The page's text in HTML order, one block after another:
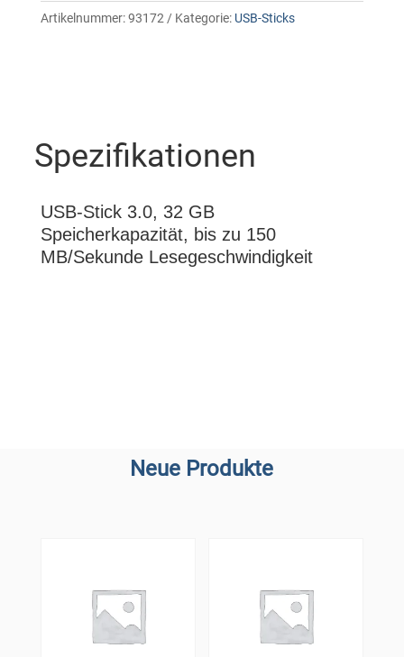
Artikelnummer:93172 Kategorie: USB-Sticks
Spezifikationen
USB-Stick 3.0, 32 GB
Speicherkapazität, bis zu 150
MB/Sekunde Lesegeschwindigkeit
Neue Produkte